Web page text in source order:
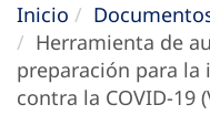
Inicio
Herramienta de
preparación para la
contra la COVID-19